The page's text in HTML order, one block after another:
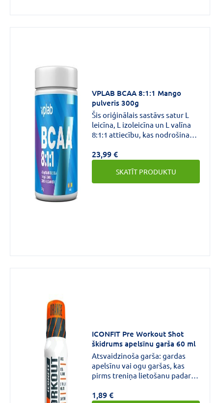
VPLAB BCAA 8:1:1 Mango
pulveris 300g
Šis oriģinālais sastāvs satur L
leicīna, L izoleicīna un L valīna
8:1:1 attiecību, kas nodrošina
sazarotās ķēdes kompleksi, kā
arī 6300 mg ultramikronizētu
BCAA un 1845 mg augstākās
kvalitātes L glutamīna katrā
23,99 €
SKATĪT PRODUKTU
ICONFIT Pre Workout Shot
škidrums apelsīnu garša 60 ml
Atsvaidzinoša garša: gardas
apelsīnu vai ogu garšas, kas
pirms treniņa lietošanu padara
pienākumu.
1,89 €